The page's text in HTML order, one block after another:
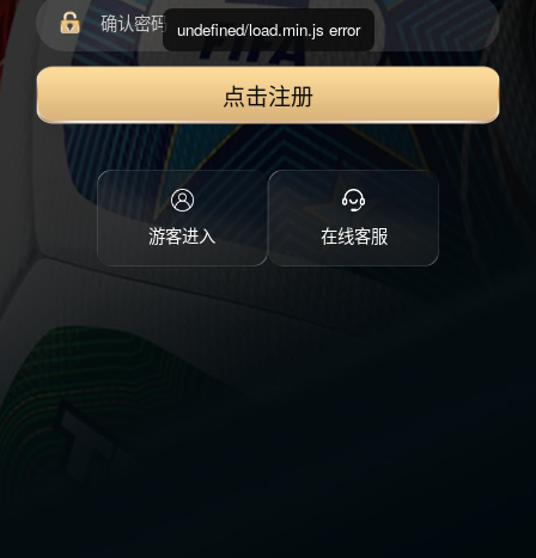
点击注册
游客进入 在线客服
undefined/load.min.js error